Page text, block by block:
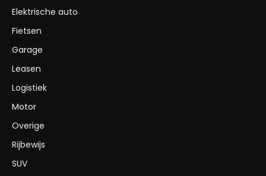
Elektrische auto
Fietsen
Garage
Leasen
Logistiek
Motor
Overige
Rijbewijs
SUV